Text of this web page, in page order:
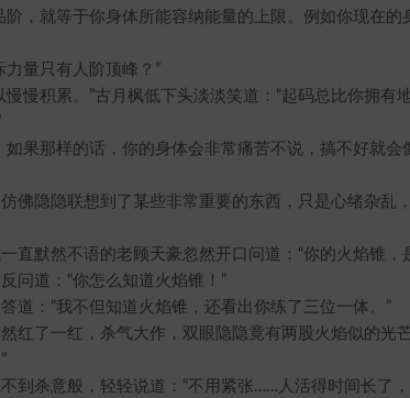
，就等于你身体所能容纳能量的上限。例如你现在的
量只有人阶顶峰？”
积累。”古月枫低下头淡淡笑道：“起码总比你拥有
那样的话，你的身体会非常痛苦不说，搞不好就会
隐隐联想到了某些非常重要的东西，只是心绪杂乱，
默然不语的老顾天豪忽然开口问道：“你的火焰锥，
道：“你怎么知道火焰锥！”
：“我不但知道火焰锥，还看出你练了三位一体。”
了一红，杀气大作，双眼隐隐竟有两股火焰似的光
杀意般，轻轻说道：“不用紧张……人活得时间长了，